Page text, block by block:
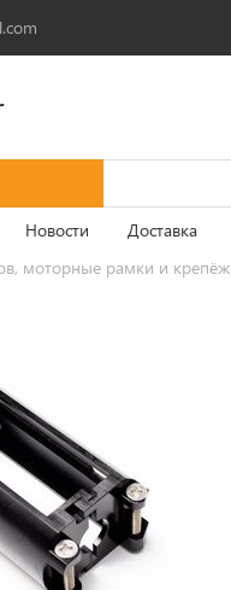
Новости Доставка
моторные рамки и крепёж